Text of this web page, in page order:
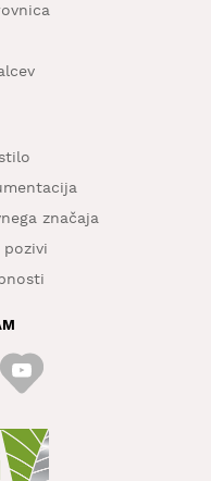
značaja
pozivi